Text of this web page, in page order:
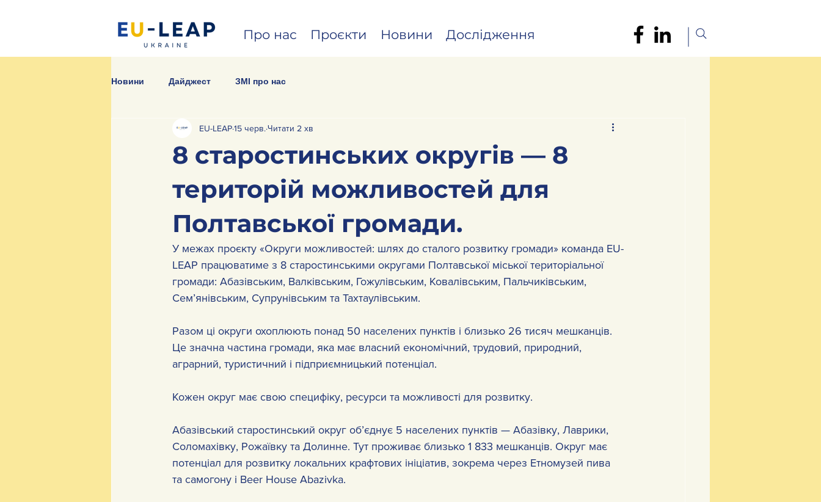
Про нас Проєкти Новини Дослідження
Новини Дайджест ЗМІ про нас
8 старостинських округів — 8
територій можливостей для
Полтавської громади.
EU-LEAP15 черв. Читати 2 хв
У межах проєкту «Округи можливостей: шлях до сталого розвитку громади» команда EU-
LEAP працюватиме з 8 старостинськими округами Полтавської міської територіальної
громади: Абазівським, Валківським, Гожулівським, Ковалівським, Пальчиківським,
Сем’янівським, Супрунівським та Тахтаулівським.
Разом ці округи охоплюють понад 50 населених пунктів і близько 26 тисяч мешканців.
Це значна частина громади, яка має власний економічний, трудовий, природний,
аграрний, туристичний і підприємницький потенціал.
Кожен округ має свою специфіку, ресурси та можливості для розвитку.
Абазівський старостинський округ об’єднує 5 населених пунктів — Абазівку, Лаврики,
Соломахівку, Рожаївку та Долинне. Тут проживає близько 1 833 мешканців. Округ має
потенціал для розвитку локальних крафтових ініціатив, зокрема через Етномузей пива
та самогону і Beer House Abazivka.